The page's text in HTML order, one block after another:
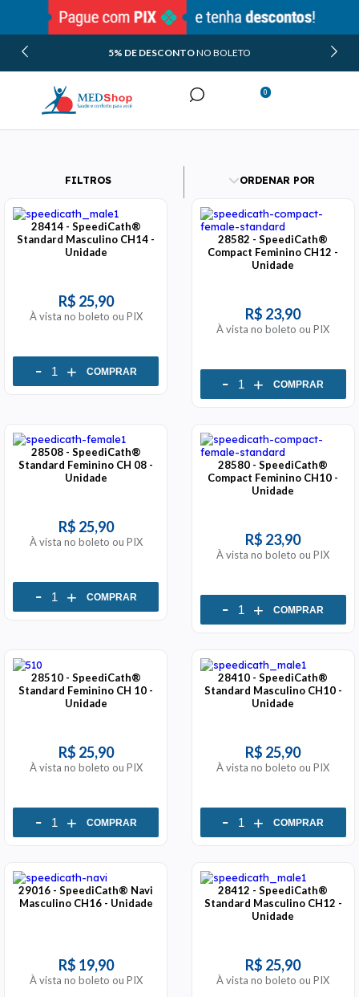
5% DE DESCONTONO BOLETO
0
FILTROS ORDENAR POR
28414 - SpeediCath®
Standard Masculino CH14 -
Unidade
R$ 25,90
À vista no boleto ou PIX
- + COMPRAR
28582 - SpeediCath®
Compact Feminino CH12 -
Unidade
R$ 23,90
À vista no boleto ou PIX
- + COMPRAR
28508 - SpeediCath®
Standard Feminino CH 08 -
Unidade
R$ 25,90
À vista no boleto ou PIX
- + COMPRAR
28580 - SpeediCath®
Compact Feminino CH10 -
Unidade
R$ 23,90
À vista no boleto ou PIX
- + COMPRAR
28510 - SpeediCath®
Standard Feminino CH 10 -
Unidade
R$ 25,90
À vista no boleto ou PIX
- + COMPRAR
28410 - SpeediCath®
Standard Masculino CH10 -
Unidade
R$ 25,90
À vista no boleto ou PIX
- + COMPRAR
29016 - SpeediCath® Navi
Masculino CH16 - Unidade
R$ 19,90
À vista no boleto ou PIX
28412 - SpeediCath®
Standard Masculino CH12 -
Unidade
R$ 25,90
À vista no boleto ou PIX